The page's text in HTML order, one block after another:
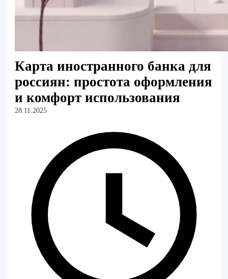
Карта иностранного банка для
россиян: простота оформления
и комфорт использования
28.11.2025